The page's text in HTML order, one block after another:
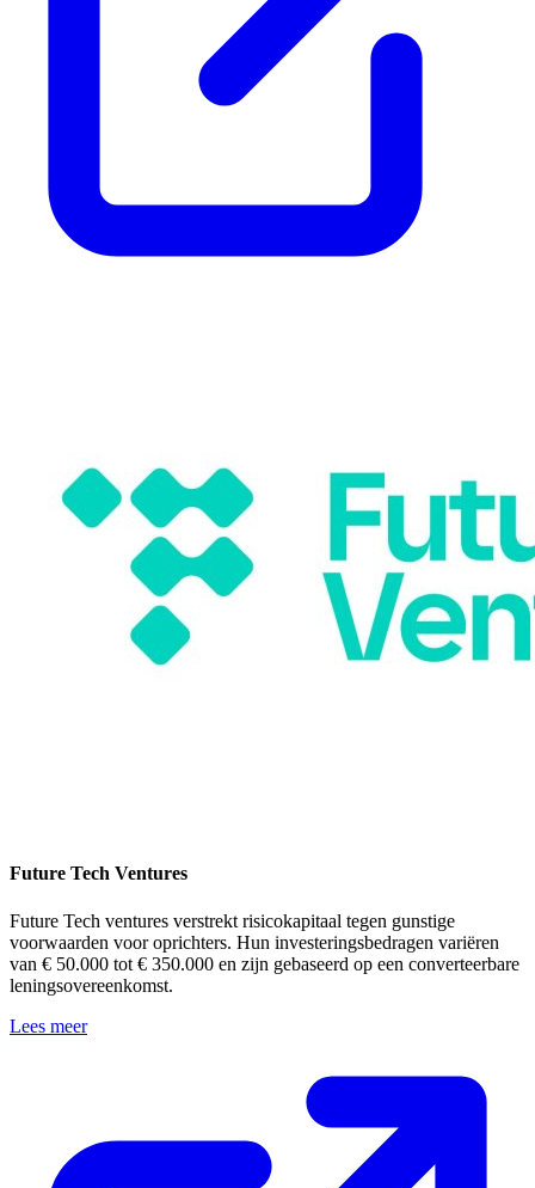
Future Tech Ventures
Future Tech ventures verstrekt risicokapitaal tegen gunstige
voorwaarden voor oprichters. Hun investeringsbedragen variëren
van € 50.000 tot € 350.000 en zijn gebaseerd op een converteerbare
leningsovereenkomst.
Lees meer